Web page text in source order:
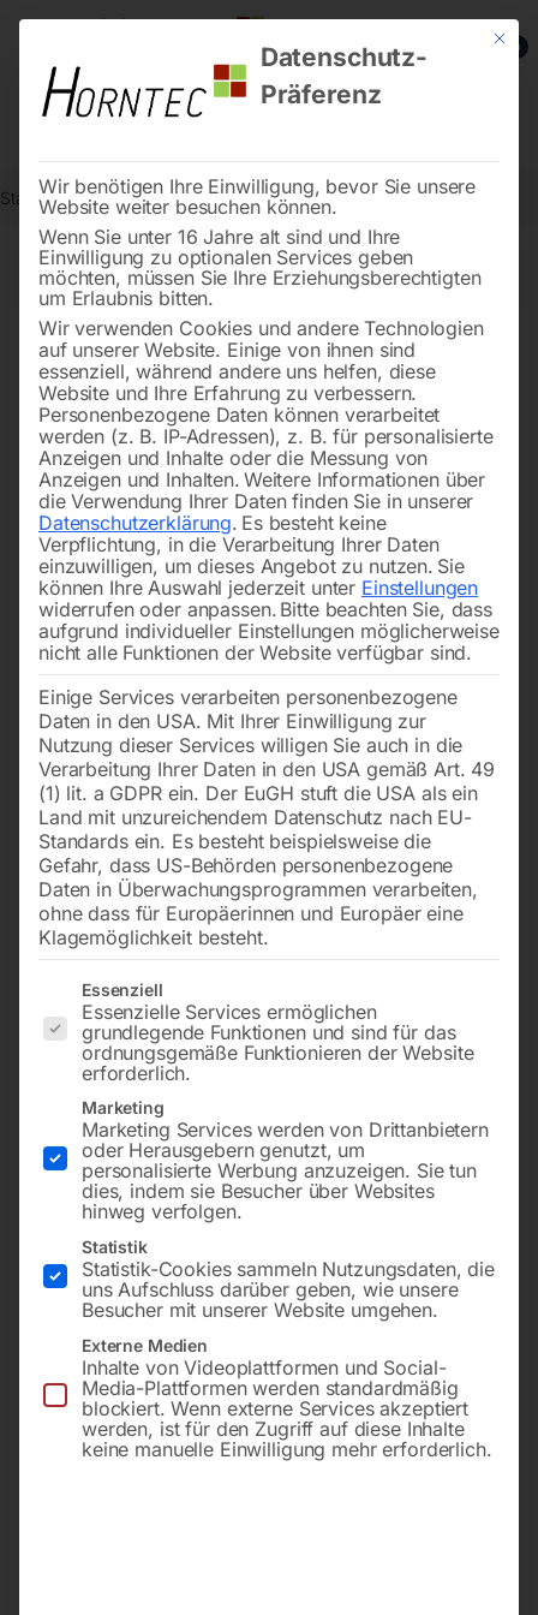
0
Start Metallbearbeitung Metallbandsägen - Zubehör Seite 3
Filters ← of 8 →
BOMAR Rollenbahn M330-
K
Anschlussversion – mit
Kunststoffrollen
€528,00
inkl. MwSt.
zzgl. Versandkosten
Lieferzeit: ca. 2 - 3 Tage
Schubbügel
für HY 115-3
Call for Price
Armabsenkung
Nr. 45-1 für HY 115-3
Call for Price
Nr. 45 für HY 115-3
Call for Price
Mit
Datenschutz-
Präferenz
Wir benötigen Ihre Einwilligung, bevor Sie unsere
Website weiter besuchen können.
Wenn Sie unter 16 Jahre alt sind und Ihre
Einwilligung zu optionalen Services geben
möchten, müssen Sie Ihre Erziehungsberechtigten
um Erlaubnis bitten.
Wir verwenden Cookies und andere Technologien
auf unserer Website. Einige von ihnen sind
essenziell, während andere uns helfen, diese
Website und Ihre Erfahrung zu verbessern.
Personenbezogene Daten können verarbeitet
werden (z. B. IP-Adressen), z. B. für personalisierte
Anzeigen und Inhalte oder die Messung von
Anzeigen und Inhalten. Weitere Informationen über
die Verwendung Ihrer Daten finden Sie in unserer
Datenschutzerklärung. Es besteht keine
Verpflichtung, in die Verarbeitung Ihrer Daten
einzuwilligen, um dieses Angebot zu nutzen. Sie
können Ihre Auswahl jederzeit unter Einstellungen
widerrufen oder anpassen. Bitte beachten Sie, dass
aufgrund individueller Einstellungen möglicherweise
nicht alle Funktionen der Website verfügbar sind.
Einige Services verarbeiten personenbezogene
Daten in den USA. Mit Ihrer Einwilligung zur
Nutzung dieser Services willigen Sie auch in die
Verarbeitung Ihrer Daten in den USA gemäß Art. 49
(1) lit. a GDPR ein. Der EuGH stuft die USA als ein
Land mit unzureichendem Datenschutz nach EU-
Standards ein. Es besteht beispielsweise die
Gefahr, dass US-Behörden personenbezogene
Daten in Überwachungsprogrammen verarbeiten,
ohne dass für Europäerinnen und Europäer eine
Klagemöglichkeit besteht.
Es folgt eine Liste der Service-Gruppen, für die eine
Essenziell
Essenzielle Services ermöglichen
grundlegende Funktionen und sind für das
ordnungsgemäße Funktionieren der Website
erforderlich.
Marketing
Marketing Services werden von Drittanbietern
oder Herausgebern genutzt, um
personalisierte Werbung anzuzeigen. Sie tun
dies, indem sie Besucher über Websites
hinweg verfolgen.
Statistik
Statistik-Cookies sammeln Nutzungsdaten, die
uns Aufschluss darüber geben, wie unsere
Besucher mit unserer Website umgehen.
Externe Medien
Inhalte von Videoplattformen und Social-
Media-Plattformen werden standardmäßig
blockiert. Wenn externe Services akzeptiert
werden, ist für den Zugriff auf diese Inhalte
keine manuelle Einwilligung mehr erforderlich.